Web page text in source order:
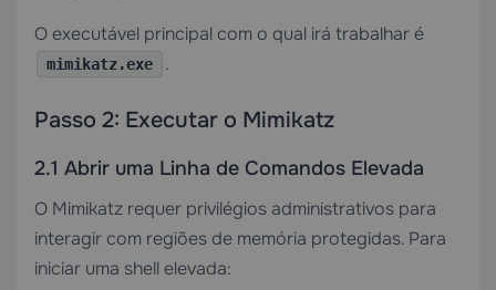
O executável principal com o qual irá trabalhar é
mimikatz.exe .
Passo 2: Executar o Mimikatz
2.1 Abrir uma Linha de Comandos Elevada
O Mimikatz requer privilégios administrativos para
interagir com regiões de memória protegidas. Para
iniciar uma shell elevada: